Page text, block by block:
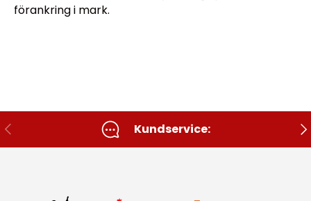
förankring i mark.
Tidigare Kundservice: